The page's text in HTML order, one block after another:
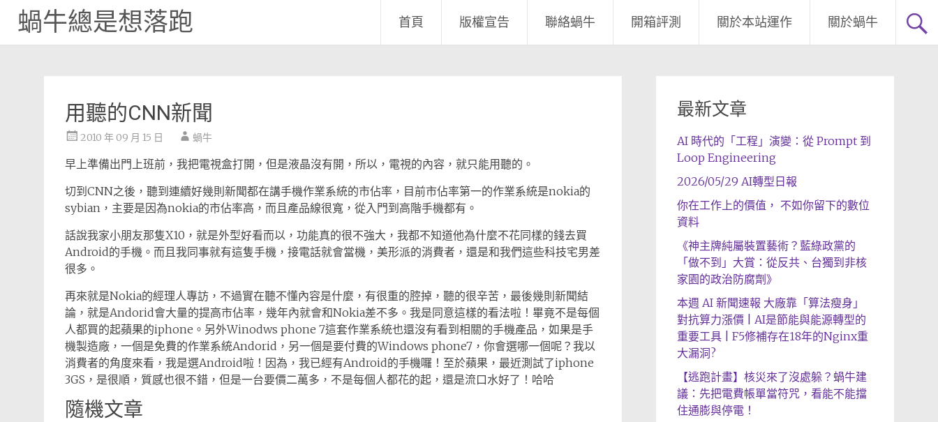
蝸牛總是想落跑 首頁 版權宣告 聯絡蝸牛 開箱評測 關於本站運作 關於蝸牛
用聽的CNN新聞
2010 年 09 月 15 日 蝸牛
早上準備出門上班前，我把電視盒打開，但是液晶沒有開，所以，電視的內容，就只能用聽的。
切到CNN之後，聽到連續好幾則新聞都在講手機作業系統的市佔率，目前市佔率第一的作業系統是nokia的
sybian，主要是因為nokia的市佔率高，而且產品線很寬，從入門到高階手機都有。
話說我家小朋友那隻X10，就是外型好看而以，功能真的很不強大，我都不知道他為什麼不花同樣的錢去買
Android的手機。而且我同事就有這隻手機，接電話就會當機，美形派的消費者，還是和我們這些科技宅男差
很多。
再來就是Nokia的經理人專訪，不過實在聽不懂內容是什麼，有很重的腔掉，聽的很辛苦，最後幾則新聞結
論，就是Andorid會大量的提高市佔率，幾年內就會和Nokia差不多。我是同意這樣的看法啦！畢竟不是每個
人都買的起蘋果的iphone。另外Winodws phone 7這套作業系統也還沒有看到相關的手機產品，如果是手
機製造廠，一個是免費的作業系統Andorid，另一個是要付費的Windows phone7，你會選哪一個呢？我以
消費者的角度來看，我是選Android啦！因為，我已經有Android的手機囉！至於蘋果，最近測試了iphone
3GS，是很順，質感也很不錯，但是一台要價二萬多，不是每個人都花的起，還是流口水好了！哈哈
隨機文章
最新文章
AI 時代的「工程」演變：從 Prompt 到
Loop Engineering
2026/05/29 AI轉型日報
你在工作上的價值， 不如你留下的數位
資料
《神主牌純屬裝置藝術？藍綠政黨的
「做不到」大賞：從反共、台獨到非核
家園的政治防腐劑》
本週 AI 新聞速報 大廠靠「算法瘦身」
對抗算力漲價 | AI是節能與能源轉型的
重要工具 | F5修補存在18年的Nginx重
大漏洞?
【逃跑計畫】核災來了沒處躲？蝸牛建
議：先把電費帳單當符咒，看能不能擋
住通膨與停電！